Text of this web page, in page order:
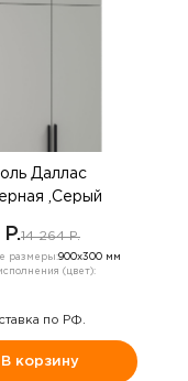
Даллас
,Серый
14 264 P.
размеры:900х300 мм
(цвет):
по РФ.
В корзину